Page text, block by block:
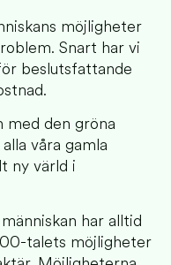
möjligheter
Snart har vi
beslutsfattande
med den gröna
våra gamla
ny värld i
har alltid
talets möjligheter